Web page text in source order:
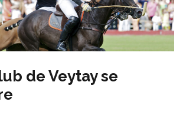
de Veytay se